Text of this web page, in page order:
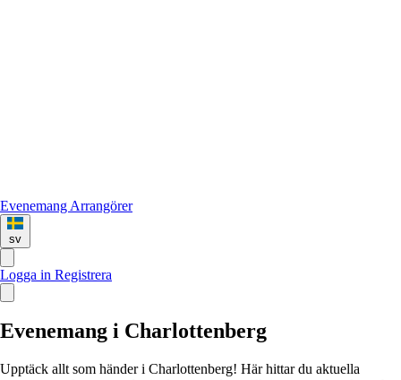
Evenemang Arrangörer
sv
Logga in Registrera
Evenemang i Charlottenberg
Upptäck allt som händer i Charlottenberg! Här hittar du aktuella